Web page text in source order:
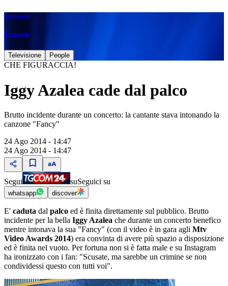
Spettacolo
Spettacolo
Televisione People
CHE FIGURACCIA!
Iggy Azalea cade dal palco
Brutto incidente durante un concerto: la cantante stava intonando la
canzone "Fancy"
24 Ago 2014 - 14:47
24 Ago 2014 - 14:47
Segui suSeguici su
whatsapp discover
E' caduta dal palco ed è finita direttamente sul pubblico. Brutto
incidente per la bella Iggy Azalea che durante un concerto benefico
mentre intonava la sua "Fancy" (con il video è in gara agli Mtv
Video Awards 2014) era convinta di avere più spazio a disposizione
ed è finita nel vuoto. Per fortuna non si è fatta male e su Instagram
ha ironizzato con i fan: "Scusate, ma sarebbe un crimine se non
condividessi questo con tutti voi".